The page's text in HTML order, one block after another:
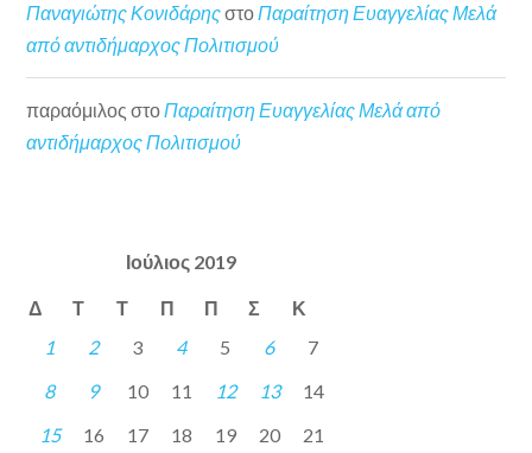
Παναγιώτης ΚονιδάρηςστοΠαραίτηση Ευαγγελίας Μελά
από αντιδήμαρχος Πολιτισμού
παραόμιλος στοΠαραίτηση Ευαγγελίας Μελά από
αντιδήμαρχος Πολιτισμού
Ιούλιος 2019
Δ Τ Τ Π Π Σ Κ
1 2 3 4 5 6
7
8
9 10 11 12 13
14
15
16 17 18 19 20
21